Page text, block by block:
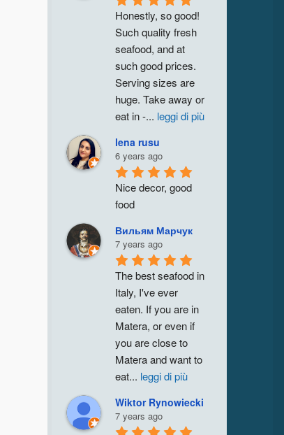
Honestly, so good!
Such quality fresh
seafood, and at
such good prices.
Serving sizes are
huge. Take away or
eat in -... leggi di più
lena rusu
6 years ago
Nice decor, good
food
Вильям Марчук
7 years ago
The best seafood in
Italy, I've ever
eaten. If you are in
Matera, or even if
you are close to
Matera and want to
eat... leggi di più
Wiktor Rynowiecki
7 years ago